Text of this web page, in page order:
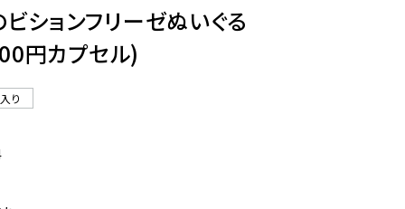
ションフリーゼぬいぐる
円カプセル)
り